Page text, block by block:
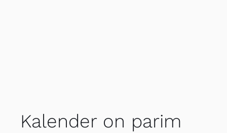
Kalender on parim